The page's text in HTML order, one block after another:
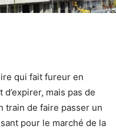
qui fait fureur en
mais pas de
train de faire passer un
pour le marché de la